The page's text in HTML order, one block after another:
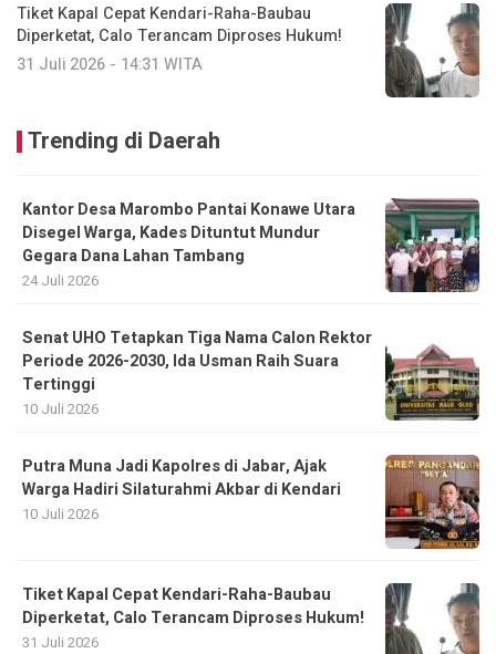
Tiket Kapal Cepat Kendari-Raha-Baubau
Diperketat, Calo Terancam Diproses Hukum!
31 Juli 2026 - 14:31 WITA
Trending di Daerah
Kantor Desa Marombo Pantai Konawe Utara
Disegel Warga, Kades Dituntut Mundur
Gegara Dana Lahan Tambang
24 Juli 2026
Senat UHO Tetapkan Tiga Nama Calon Rektor
Periode 2026-2030, Ida Usman Raih Suara
Tertinggi
10 Juli 2026
Putra Muna Jadi Kapolres di Jabar, Ajak
Warga Hadiri Silaturahmi Akbar di Kendari
10 Juli 2026
Tiket Kapal Cepat Kendari-Raha-Baubau
Diperketat, Calo Terancam Diproses Hukum!
31 Juli 2026